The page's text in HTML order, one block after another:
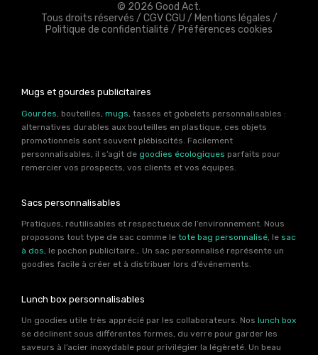
© 2026 Good Act.
Tous droits réservés / CGV CGU / Mentions légales /
Politique de confidentialité / Préférences cookies
Mugs et gourdes publicitaires
Gourdes , bouteilles, mugs , tasses et gobelets personnalisables :
alternatives durables aux bouteilles en plastique, ces objets
promotionnels sont souvent plébiscités. Facilement
personnalisables, il s’agit de goodies écologiques parfaits pour
remercier vos prospects, vos clients et vos équipes.
Sacs personnalisables
Pratiques, réutilisables et respectueux de l’environnement. Nous
proposons tout type de sac comme le tote bag personnalisé, le sac
à dos, le pochon publicitaire… Un sac personnalisé représente un
goodies facile à créer et à distribuer lors d’événements.
Lunch box personnalisables
Un goodies utile très apprécié par les collaborateurs. Nos lunch box
se déclinent sous différentes formes, du verre pour garder les
saveurs à l’acier inoxydable pour privilégier la légèreté. Un beau